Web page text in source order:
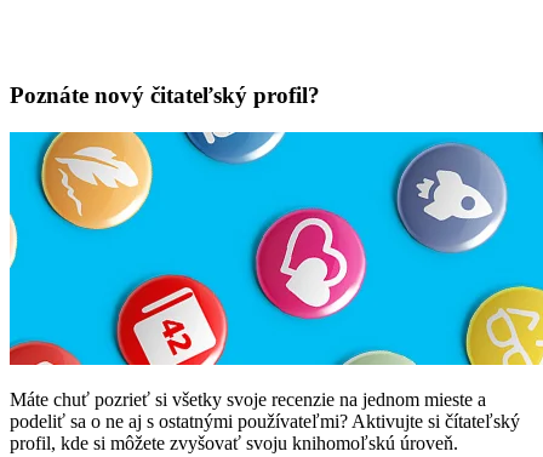
Poznáte nový čitateľský profil?
Máte chuť pozrieť si všetky svoje recenzie na jednom mieste a
podeliť sa o ne aj s ostatnými používateľmi? Aktivujte si čítateľský
profil, kde si môžete zvyšovať svoju knihomoľskú úroveň.